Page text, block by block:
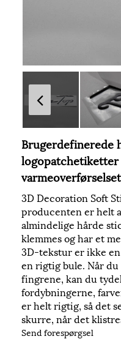
Brugerdefinerede
3D Decoration Soft
producenten er helt
almindelige hårde
klemmes og har et
3D-tekstur er ikke
en rigtig bule. Når
fingrene, kan du
fordybningerne,
er helt rigtig, så det
skurre, når det
Send forespørgsel